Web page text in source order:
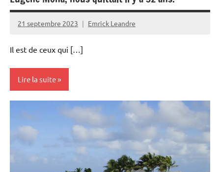
21 septembre 2023 Emrick Leandre
Il est de ceux qui […]
Lire la suite
Culture